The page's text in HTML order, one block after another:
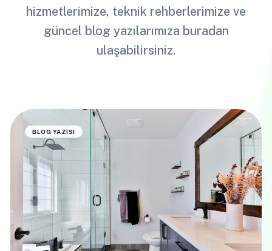
hizmetlerimize, teknik rehberlerimize ve
güncel blog yazılarımıza buradan
ulaşabilirsiniz.
BLOG YAZISI